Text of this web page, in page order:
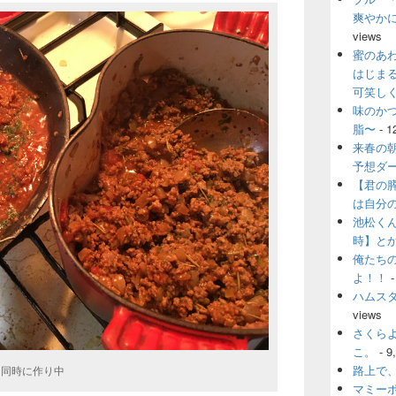
時に作り中
爽やか
views
蜜のあ
はじま
可笑し
味のか
脂〜 -
来春の
予想ダ
【君
は自分
池松く
時】と
俺たち
よ！！
ハムス
views
さくら
こ。
-
路上で
マミー